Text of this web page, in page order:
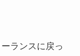
ランスに戻っ